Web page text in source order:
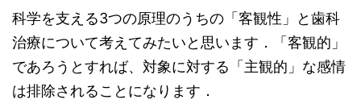
科学を支える3つの原理のうちの「客観性」と歯科
治療について考えてみたいと思います．「客観的」
であろうとすれば、対象に対する「主観的」な感情
は排除されることになります．